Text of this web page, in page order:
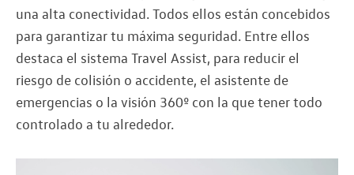
una alta conectividad. Todos ellos están concebidos
para garantizar tu máxima seguridad. Entre ellos
destaca el sistema Travel Assist, para reducir el
riesgo de colisión o accidente, el asistente de
emergencias o la visión 360º con la que tener todo
controlado a tu alrededor.